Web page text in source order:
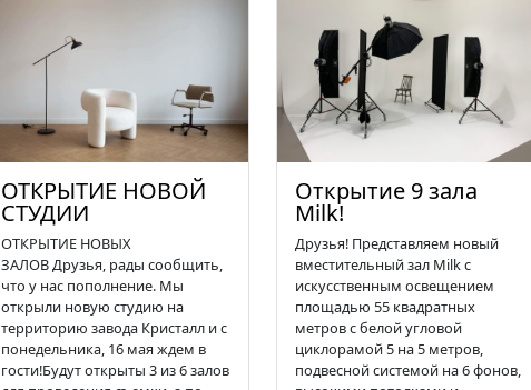
ОТКРЫТИЕ НОВОЙ
СТУДИИ
ОТКРЫТИЕ НОВЫХ
ЗАЛОВ Друзья, рады сообщить,
что у нас пополнение. Мы
открыли новую студию на
территорию завода Кристалл и с
понедельника, 16 мая ждем в
гости!Будут открыты 3 из 6 залов
Открытие 9 зала
Milk!
Друзья! Представляем новый
вместительный зал Milk с
искусственным освещением
площадью 55 квадратных
метров с белой угловой
циклорамой 5 на 5 метров,
подвесной системой на 6 фонов,